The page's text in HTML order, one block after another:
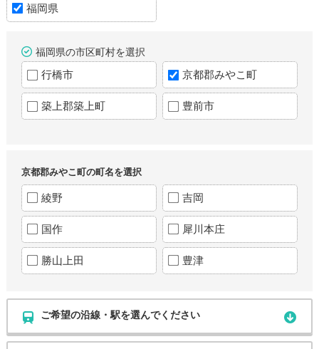
福岡県
福岡県の市区町村を選択
行橋市 京都郡みやこ町
築上郡築上町 豊前市
京都郡みやこ町の町名を選択
綾野 吉岡
国作 犀川本庄
勝山上田 豊津
ご希望の沿線・駅を選んでください